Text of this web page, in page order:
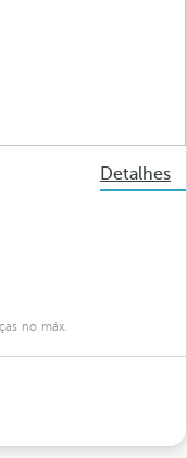
Detalhes
no máx.